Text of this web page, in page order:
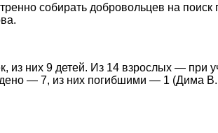
собирать добровольцев на
из них 9 детей. Из 14 взрослых —
— 7, из них погибшими — 1 (Дима